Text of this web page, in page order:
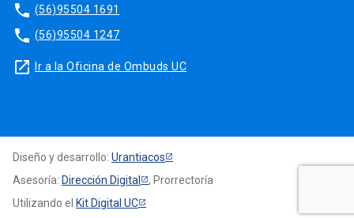
phone (56)95504 1691
phone (56)95504 1247
launch Ir a la Oficina de Ombuds UC
Diseño y desarrollo: Urantiacos
Asesoría: Dirección Digital
, Prorrectoría
Utilizando el Kit Digital UC